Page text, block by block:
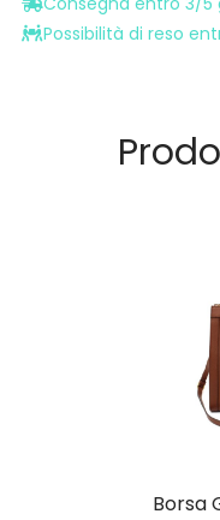
Possibilità di reso
Borsa